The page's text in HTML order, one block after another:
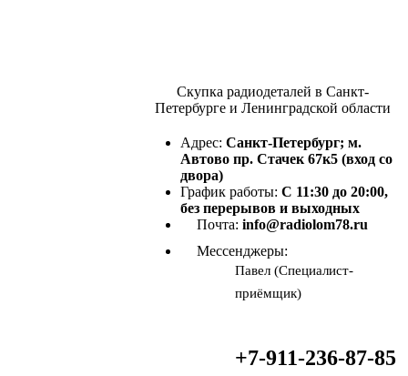
Скупка радиодеталей в Санкт-
Петербурге и Ленинградской области
Адрес: Санкт-Петербург; м.
Автово пр. Стачек 67к5 (вход со
двора)
График работы: С 11:30 до 20:00,
без перерывов и выходных
Почта: info@radiolom78.ru
Мессенджеры:
Павел (Специалист-
приёмщик)
+7-911-236-87-85